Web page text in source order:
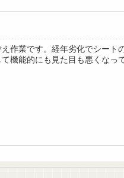
作業です。経年劣化でシー
機能的にも見た目も悪くな